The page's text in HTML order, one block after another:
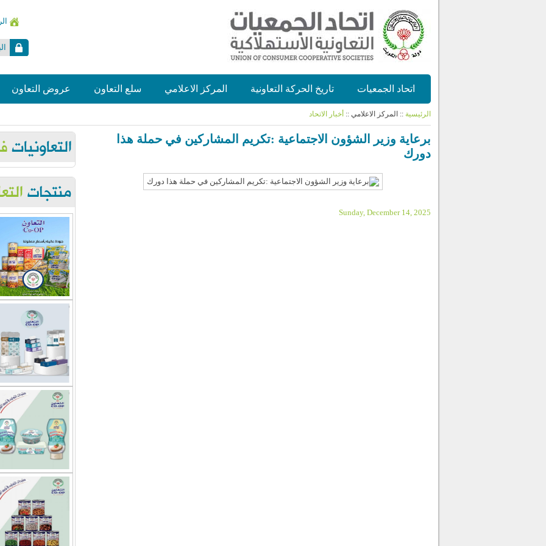
اتحاد الجمعيات تاريخ الحركة التعاونية المركز الاعلامي سلع التعاون عروض التعاون
الرئيسية:: المركز الاعلامي :: أخبار الاتحاد
برعاية وزير الشؤون الاجتماعية :تكريم المشاركين في حملة هذا
دورك
Sunday, December 14, 2025